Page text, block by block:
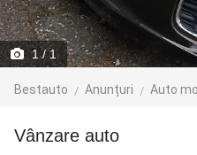
1/ 1
Bestauto Anunțuri Auto
Vânzare auto